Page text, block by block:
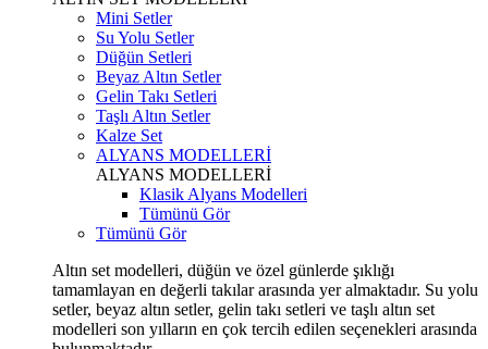
Mini Setler
Su Yolu Setler
Düğün Setleri
Beyaz Altın Setler
Gelin Takı Setleri
Taşlı Altın Setler
Kalze Set
ALYANS MODELLERİ
ALYANS MODELLERİ
Klasik Alyans Modelleri
Tümünü Gör
Tümünü Gör
Altın set modelleri, düğün ve özel günlerde şıklığı
tamamlayan en değerli takılar arasında yer almaktadır. Su yolu
setler, beyaz altın setler, gelin takı setleri ve taşlı altın set
modelleri son yılların en çok tercih edilen seçenekleri arasında